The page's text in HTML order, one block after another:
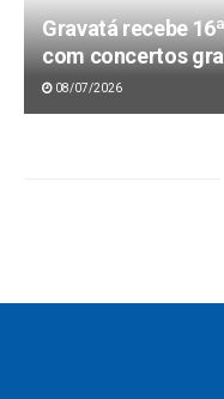
Gravatá recebe
com concertos
08/07/2026